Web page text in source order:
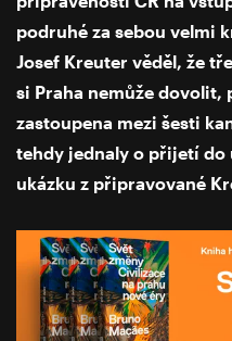
podruhé za sebou velmi
Josef Kreuter věděl, že
si Praha nemůže dovolit,
zastoupena mezi šesti
tehdy jednaly o přijetí do
ukázku z připravované